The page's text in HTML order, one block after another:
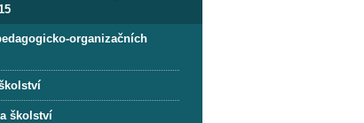
organizačních
školství